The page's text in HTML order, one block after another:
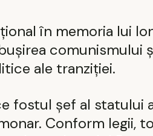
în memoria lui
comunismului
ale tranziției.
fostul șef al statului
Conform legii,